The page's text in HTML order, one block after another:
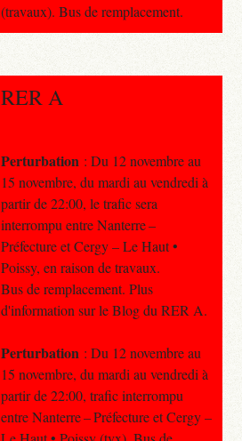
(travaux). Bus de remplacement.
RER A
Perturbation : Du 12 novembre au
15 novembre, du mardi au vendredi à
partir de 22:00, le trafic sera
interrompu entre Nanterre –
Préfecture et Cergy – Le Haut •
Poissy, en raison de travaux.
Bus de remplacement. Plus
d'information sur le Blog du RER A.
Perturbation : Du 12 novembre au
15 novembre, du mardi au vendredi à
partir de 22:00, trafic interrompu
entre Nanterre – Préfecture et Cergy –